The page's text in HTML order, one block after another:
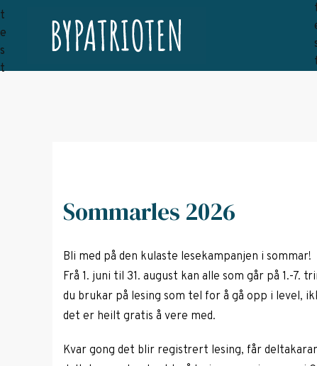
Sommarles 2026
Bli med på den kulaste lesekampanjen i sommar!
Frå 1. juni til 31. august kan alle som går på 1.-
du brukar på lesing som tel for å gå opp i level,
det er heilt gratis å vere med.
Kvar gong det blir registrert lesing, får